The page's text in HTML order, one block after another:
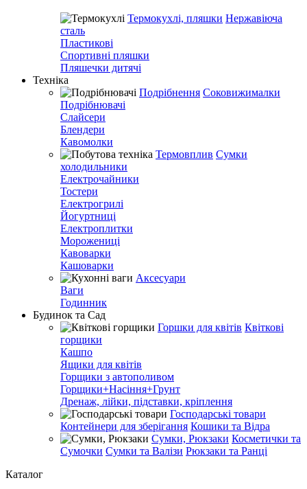
Термокухлі, пляшки Нержавіюча
сталь
Пластикові
Спортивні пляшки
Пляшечки дитячі
Техніка
Подрібнення Соковижималки
Подрібнювачі
Слайсери
Блендери
Кавомолки
Термовплив Сумки
холодильники
Електрочайники
Тостери
Електрогрилі
Йогуртниці
Електроплитки
Морожениці
Кавоварки
Кашоварки
Аксесуари
Ваги
Годинник
Будинок та Сад
Горшки для квітів Квіткові
горщики
Кашпо
Ящики для квітів
Горщики з автополивом
Горщики+Насіння+Грунт
Дренаж, лійки, підставки, кріплення
Господарські товари
Контейнери для зберігання Кошики та Відра
Сумки, Рюкзаки Косметички та
Сумочки Сумки та Валізи Рюкзаки та Ранці
Каталог